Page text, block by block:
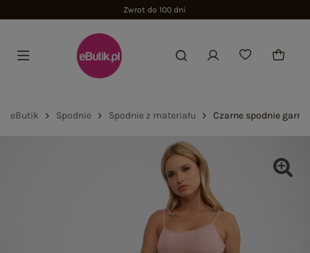
Zwrot do 100 dni
eButik Spodnie Spodnie z materiału Czarne spodnie